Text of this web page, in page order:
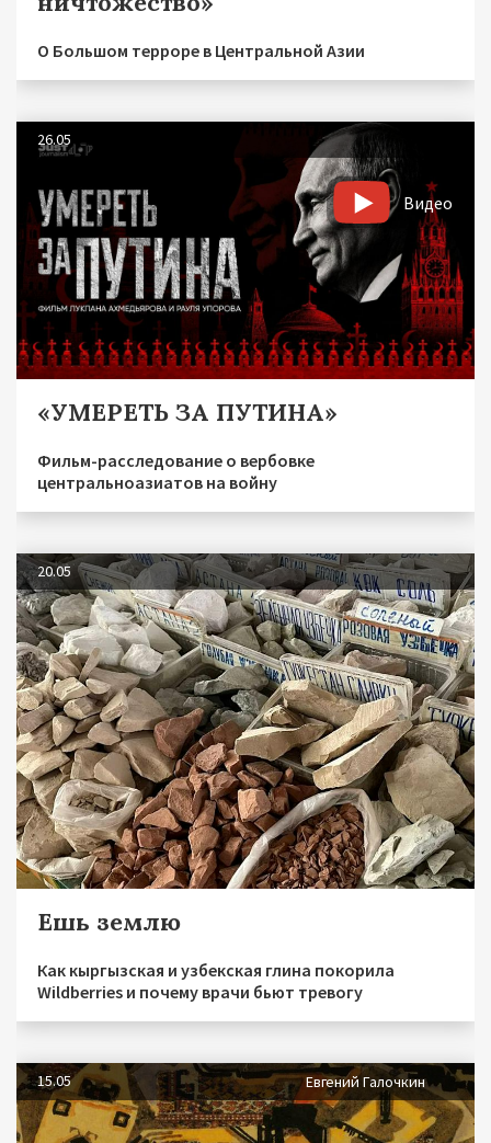
О Большом терроре в Центральной Азии
26.05
Видео
«УМЕРЕТЬ ЗА ПУТИНА»
Фильм-расследование о вербовке
центральноазиатов на войну
20.05
Ешь землю
Как кыргызская и узбекская глина покорила
Wildberries и почему врачи бьют тревогу
15.05 Евгений Галочкин